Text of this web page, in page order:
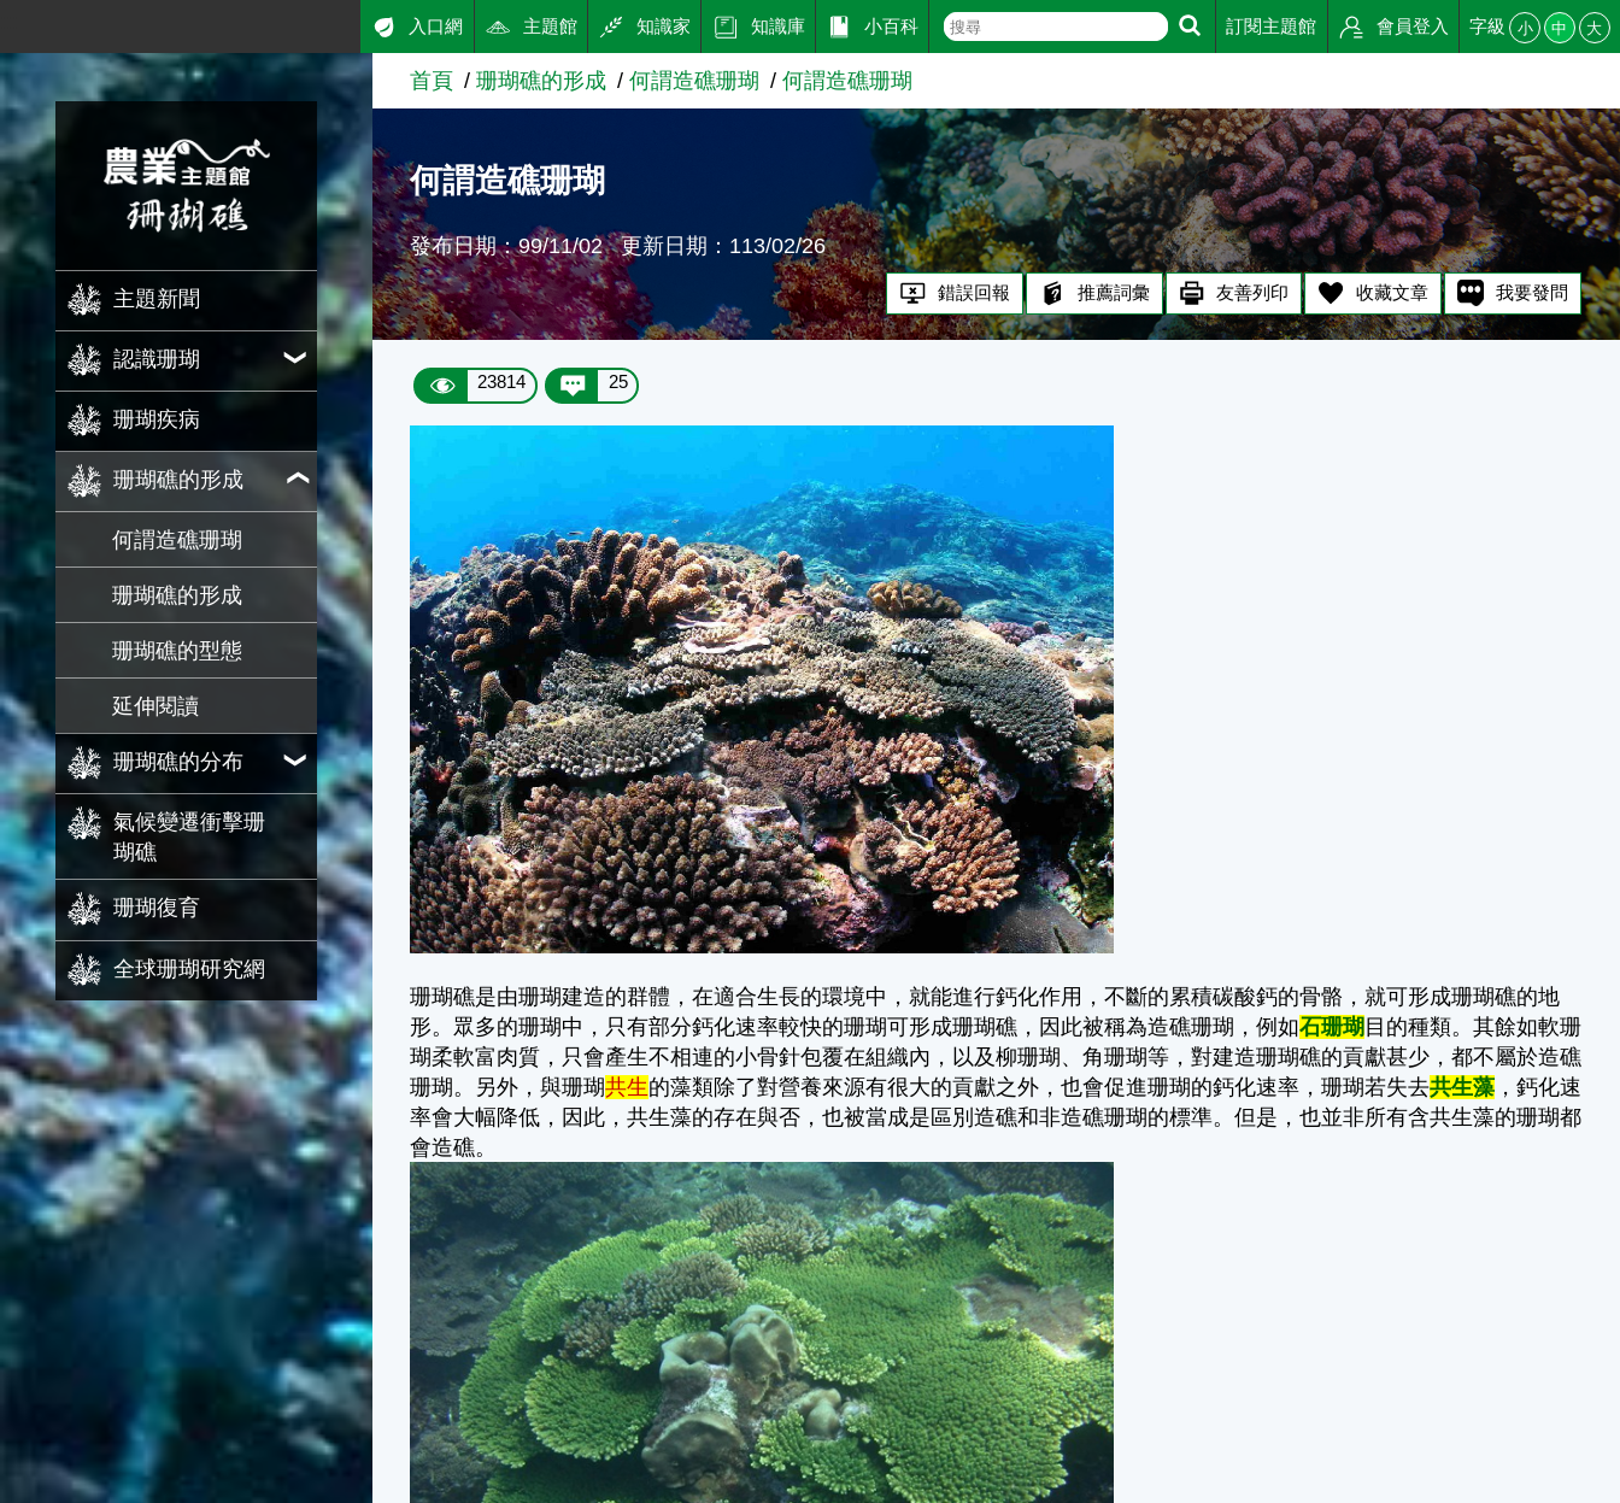
跳到主要內容
農業知識入口網
主題新聞
認識珊瑚
珊瑚疾病
珊瑚礁的形成
何謂造礁珊瑚
珊瑚礁的形成
珊瑚礁的型態
延伸閱讀
珊瑚礁的分布
氣候變遷衝擊珊
瑚礁
珊瑚復育
全球珊瑚研究網
入口網 主題館 知識家 知識庫 小百科 訂閱主題館 會員登入 字級 小 中 大
首頁 珊瑚礁的形成 何謂造礁珊瑚 何謂造礁珊瑚
何謂造礁珊瑚
發布日期：99/11/02 更新日期：113/02/26
錯誤回報 推薦詞彙 友善列印 收藏文章 我要發問
23814 25
珊瑚礁是由珊瑚建造的群體，在適合生長的環境中，就能進行鈣化作用，不斷的累積碳酸鈣的骨骼，就可形成珊瑚礁的地
形。眾多的珊瑚中，只有部分鈣化速率較快的珊瑚可形成珊瑚礁，因此被稱為造礁珊瑚，例如石珊瑚 目的種類。其餘如軟珊
瑚柔軟富肉質，只會產生不相連的小骨針包覆在組織內，以及柳珊瑚、角珊瑚等，對建造珊瑚礁的貢獻甚少，都不屬於造礁
珊瑚。另外，與珊瑚共生的藻類除了對營養來源有很大的貢獻之外，也會促進珊瑚的鈣化速率，珊瑚若失去共生藻 ，鈣化速
率會大幅降低，因此，共生藻的存在與否，也被當成是區別造礁和非造礁珊瑚的標準。但是，也並非所有含共生藻的珊瑚都
會造礁。